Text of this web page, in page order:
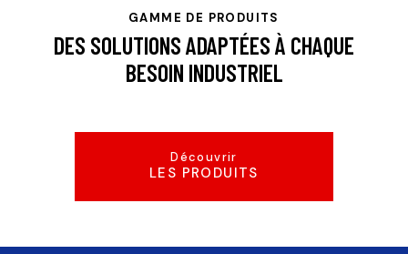
GAMME DE PRODUITS
DES SOLUTIONS ADAPTÉES À CHAQUE
BESOIN INDUSTRIEL
Découvrir
LES PRODUITS